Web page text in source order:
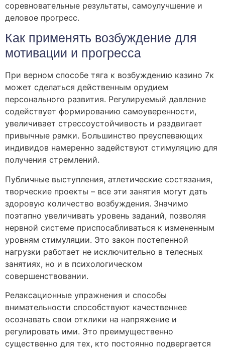
соревновательные результаты, самоулучшение и
деловое прогресс.
Как применять возбуждение для
мотивации и прогресса
При верном способе тяга к возбуждению казино 7к
может сделаться действенным орудием
персонального развития. Регулируемый давление
содействует формированию самоуверенности,
увеличивает стрессоустойчивость и раздвигает
привычные рамки. Большинство преуспевающих
индивидов намеренно задействуют стимуляцию для
получения стремлений.
Публичные выступления, атлетические состязания,
творческие проекты – все эти занятия могут дать
здоровую количество возбуждения. Значимо
поэтапно увеличивать уровень заданий, позволяя
нервной системе приспосабливаться к измененным
уровням стимуляции. Это закон постепенной
нагрузки работает не исключительно в телесных
занятиях, но и в психологическом
совершенствовании.
Релаксационные упражнения и способы
внимательности способствуют качественнее
осознавать свои отклики на напряжение и
регулировать ими. Это преимущественно
существенно для тех, кто постоянно подвергается